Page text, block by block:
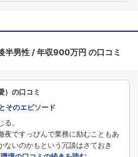
半男性 年収900万円 の口コミ
）の口コミ
そのエピソード
。
夜ですっぴんで業務に励むこともあ
ないのかもという冗談はさておき